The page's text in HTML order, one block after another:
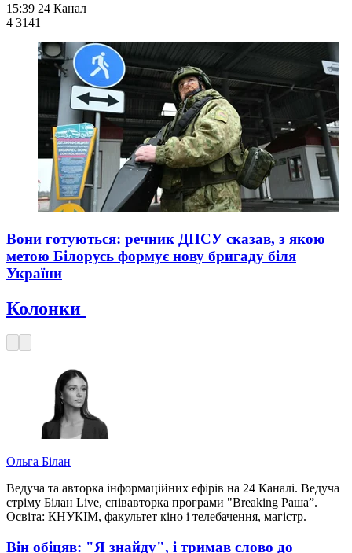
15:39 24 Канал
4 3141
Вони готуються: речник ДПСУ сказав, з якою
метою Білорусь формує нову бригаду біля
України
Колонки
Ольга Білан
Ведуча та авторка інформаційних ефірів на 24 Каналі. Ведуча
стріму Білан Live, співавторка програми "Breaking Раша”.
Освіта: КНУКІМ, факультет кіно і телебачення, магістр.
Він обіцяв: "Я знайду", і тримав слово до